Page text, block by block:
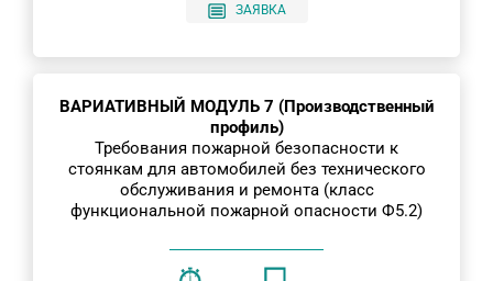
ЗАЯВКА
ВАРИАТИВНЫЙ МОДУЛЬ 7 (Производственный
профиль)
Требования пожарной безопасности к
стоянкам для автомобилей без технического
обслуживания и ремонта (класс
функциональной пожарной опасности Ф5.2)